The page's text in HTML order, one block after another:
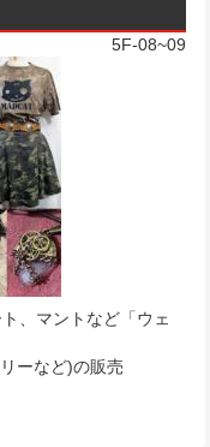
5F-08~09
、マントなど「ウェ
ーなど)の販売